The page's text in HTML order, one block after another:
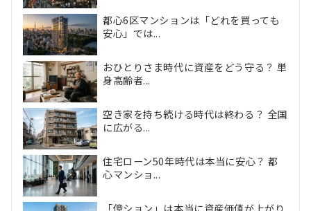
都心6区マンションは「どれを買っても
安心」では...
おひとりさま時代に資産をどう守る？ 単
身高齢者...
空き家を持ち続ける時代は終わる？ 全国
に広がる...
住宅ローン50年時代は本当に安心？ 都
心マンショ...
「億ション」は本当に資産価値が上がり